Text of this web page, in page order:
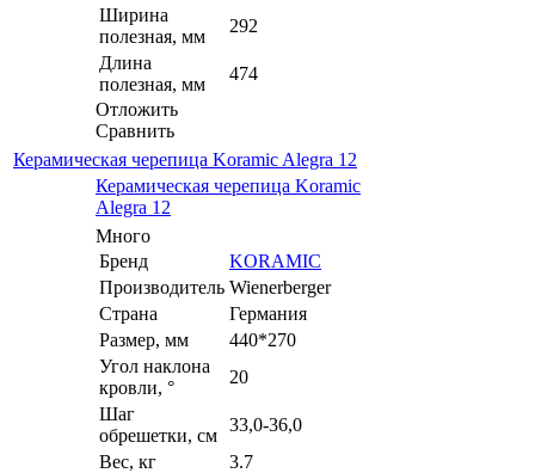
Ширина
полезная, мм
292
Длина
полезная, мм
474
Отложить
Сравнить
Керамическая черепица Koramic Alegra 12
Керамическая черепица Koramic
Alegra 12
Много
Бренд
KORAMIC
Производитель Wienerberger
Страна
Германия
Размер, мм
440*270
Угол наклона
кровли, °
20
Шаг
обрешетки, см
33,0-36,0
Вес, кг
3.7